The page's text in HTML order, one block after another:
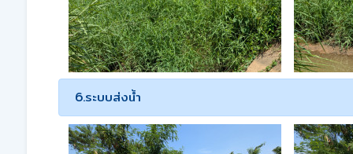
6.ระบบส่งน้ำ